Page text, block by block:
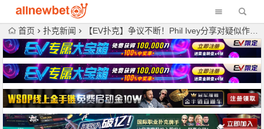
首页 扑克新闻 【EV扑克】争议不断！Phil Ivey分享对疑似作弊事件的看法……